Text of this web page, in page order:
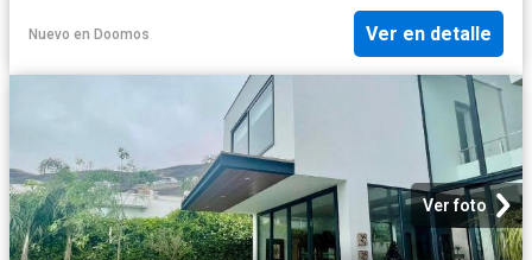
Nuevo en Doomos Ver en detalle
Ver foto